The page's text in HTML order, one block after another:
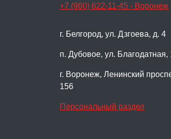
+7 (960) 622-11-45 - Воронеж
г. Белгород, ул. Дзгоева, д. 4
п. Дубовое, ул. Благодатная,
г. Воронеж, Ленинский
156
Персональный раздел